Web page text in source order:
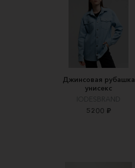
Джинсовая рубашка
унисекс
IODESBRAND
5200 ₽